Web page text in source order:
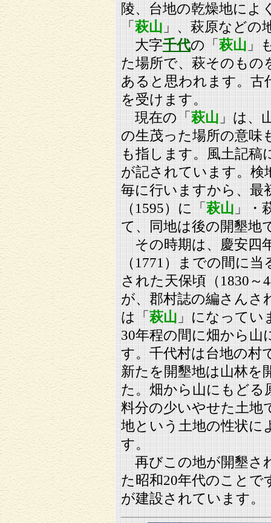
陵、台地の乾燥地によ
「萩山 」、萩原など
大字千代の「萩山」
た場所で、萩そのもの
あると思われます。古
を受けます。
現在の「萩山 」は、
の生茂った場所の意味
も指します。風土記稿
が記されています。検
毎に行いますから、最
（1595）に「萩山 」・
て、同地は後の開墾地
その時期は、慶安四
（1771）までの間に
された天保頃（1830
が、郡村誌の編さんさ
は「萩山 」になって
30年程の間に畑から
す。千代村は台地の村
新たを開墾地は山林を
た。畑から山にもどる
料分の少いやせた土地
地という土地の性状に
す。
再びこの地が開墾さ
た昭和20年代のことで
が建設されています。